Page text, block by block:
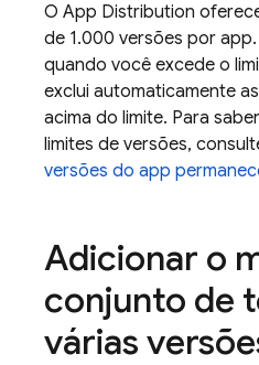
O App Distribution
de 1.000 versões por
quando você excede o
exclui automaticamente
acima do limite. Para
limites de versões,
versões do app
Adicionar o
conjunto de
várias